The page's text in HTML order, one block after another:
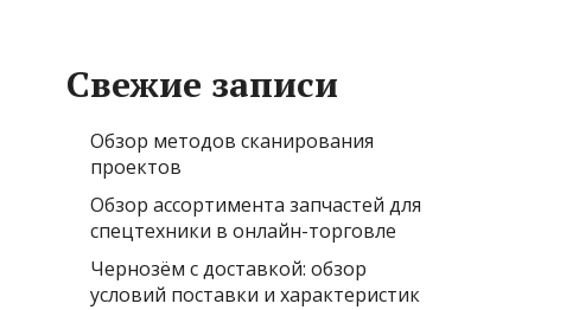
Свежие записи
Обзор методов сканирования
проектов
Обзор ассортимента запчастей для
спецтехники в онлайн-торговле
Чернозём с доставкой: обзор
условий поставки и характеристик